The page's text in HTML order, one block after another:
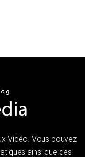
Vidéo. Vous pouvez
ainsi que des